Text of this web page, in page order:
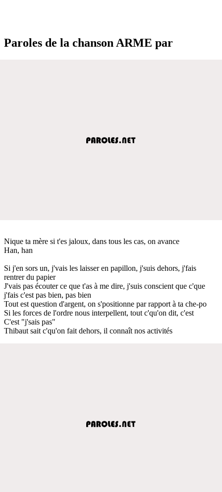
Paroles de la chanson ARME par
Nique ta mère si t'es jaloux, dans tous les cas, on avance
Han, han
Si j'en sors un, j'vais les laisser en papillon, j'suis dehors, j'fais
rentrer du papier
J'vais pas écouter ce que t'as à me dire, j'suis conscient que c'que
j'fais c'est pas bien, pas bien
Tout est question d'argent, on s'positionne par rapport à ta che-po
Si les forces de l'ordre nous interpellent, tout c'qu'on dit, c'est
C'est "j'sais pas"
Thibaut sait c'qu'on fait dehors, il connaît nos activités